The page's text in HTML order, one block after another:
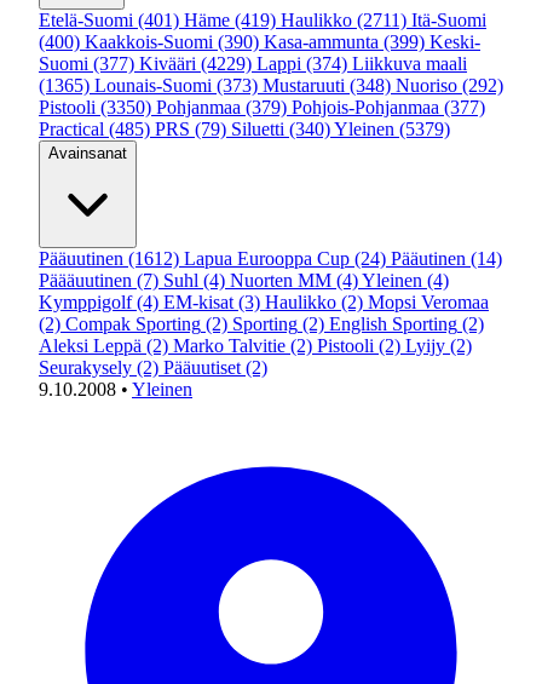
Etelä-Suomi (401) Häme (419) Haulikko (2711) Itä-Suomi
(400) Kaakkois-Suomi (390) Kasa-ammunta (399) Keski-
Suomi (377) Kivääri (4229) Lappi (374) Liikkuva maali
(1365) Lounais-Suomi (373) Mustaruuti (348) Nuoriso (292)
Pistooli (3350) Pohjanmaa (379) Pohjois-Pohjanmaa (377)
Practical (485) PRS (79) Siluetti (340)Yleinen (5379)
Avainsanat
Pääuutinen (1612) Lapua Eurooppa Cup (24) Pääutinen (14)
Päääuutinen (7) Suhl (4) Nuorten MM (4)Yleinen (4)
Kymppigolf (4) EM-kisat (3) Haulikko (2) Mopsi Veromaa
(2) Compak Sporting (2) Sporting (2) English Sporting (2)
Aleksi Leppä (2) Marko Talvitie (2) Pistooli (2) Lyijy (2)
Seurakysely (2) Pääuutiset (2)
9.10.2008 • Yleinen